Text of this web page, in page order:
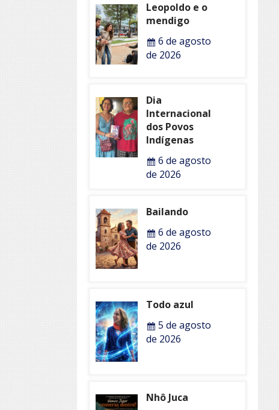
Leopoldo e o
mendigo
6 de agosto
de 2026
Dia
Internacional
dos Povos
Indígenas
6 de agosto
de 2026
Bailando
6 de agosto
de 2026
Todo azul
5 de agosto
de 2026
Nhô Juca